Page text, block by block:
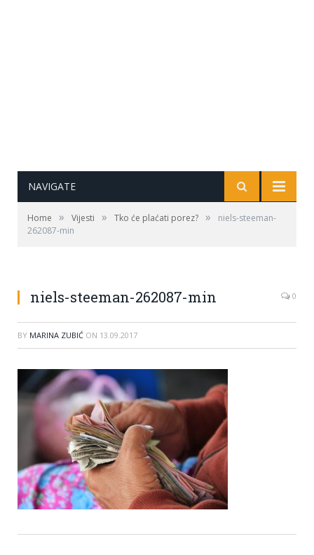
NAVIGATE
Home » Vijesti » Tko će plaćati porez? »
niels-steeman-
262087-min
niels-steeman-262087-min 0
BY MARINA ZUBIĆ ON 13.09.2017